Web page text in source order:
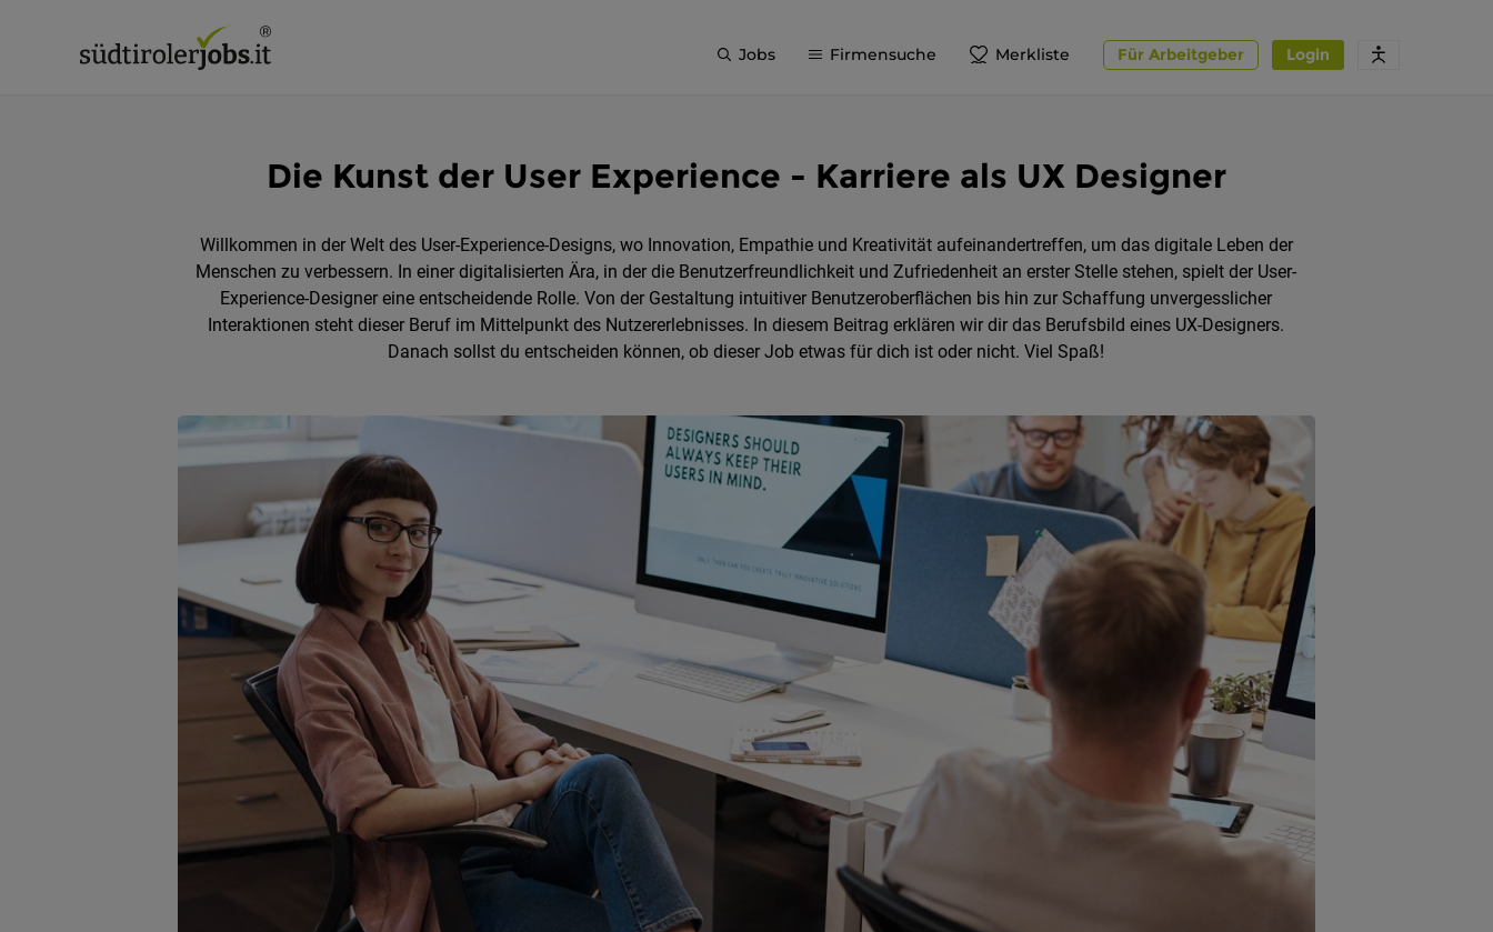
Jobs Firmensuche Merkliste Login
Für Arbeitgeber
Die Kunst der User Experience - Karriere als UX Designer
Willkommen in der Welt des User-Experience-Designs, wo Innovation, Empathie und Kreativität aufeinandertreffen, um das digitale Leben der
Menschen zu verbessern. In einer digitalisierten Ära, in der die Benutzerfreundlichkeit und Zufriedenheit an erster Stelle stehen, spielt der User-
Experience-Designer eine entscheidende Rolle. Von der Gestaltung intuitiver Benutzeroberflächen bis hin zur Schaffung unvergesslicher
Interaktionen steht dieser Beruf im Mittelpunkt des Nutzererlebnisses. In diesem Beitrag erklären wir dir das Berufsbild eines UX-Designers.
Danach sollst du entscheiden können, ob dieser Job etwas für dich ist oder nicht. Viel Spaß!